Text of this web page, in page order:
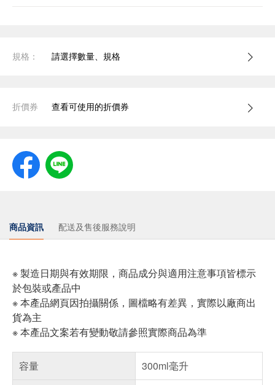
規格： 請選擇數量、規格
折價券 查看可使用的折價券
商品資訊 配送及售後服務說明
※ 製造日期與有效期限，商品成分與適用注意事項皆標示
於包裝或產品中
※ 本產品網頁因拍攝關係，圖檔略有差異，實際以廠商出
貨為主
※ 本產品文案若有變動敬請參照實際商品為準
容量
300ml毫升